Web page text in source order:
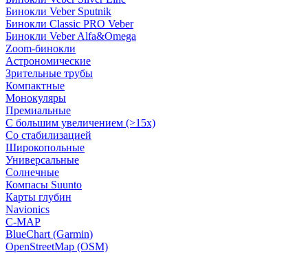
Бинокли Veber Sputnik
Бинокли Classic PRO Veber
Бинокли Veber Alfa&Omega
Zoom-бинокли
Астрономические
Зрительные трубы
Компактные
Монокуляры
Премиальные
С большим увеличением (>15x)
Со стабилизацией
Широкопольные
Универсальные
Солнечные
Компасы Suunto
Карты глубин
Navionics
C-MAP
BlueChart (Garmin)
OpenStreetMap (OSM)